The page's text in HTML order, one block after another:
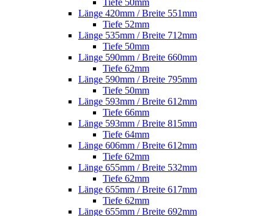
Tiefe 50mm
Länge 420mm / Breite 551mm
Tiefe 52mm
Länge 535mm / Breite 712mm
Tiefe 50mm
Länge 590mm / Breite 660mm
Tiefe 62mm
Länge 590mm / Breite 795mm
Tiefe 50mm
Länge 593mm / Breite 612mm
Tiefe 66mm
Länge 593mm / Breite 815mm
Tiefe 64mm
Länge 606mm / Breite 612mm
Tiefe 62mm
Länge 655mm / Breite 532mm
Tiefe 62mm
Länge 655mm / Breite 617mm
Tiefe 62mm
Länge 655mm / Breite 692mm